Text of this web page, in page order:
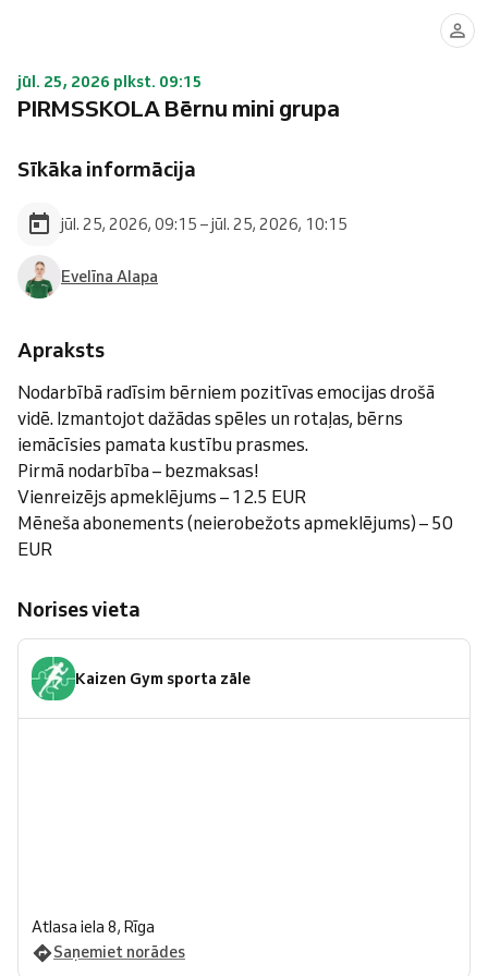
jūl. 25, 2026 plkst. 09:15
PIRMSSKOLA Bērnu mini grupa
Sīkāka informācija
jūl. 25, 2026, 09:15 – jūl. 25, 2026, 10:15
Evelīna Alapa
Apraksts
Nodarbībā radīsim bērniem pozitīvas emocijas drošā
vidē. Izmantojot dažādas spēles un rotaļas, bērns
iemācīsies pamata kustību prasmes.
Pirmā nodarbība – bezmaksas!
Vienreizējs apmeklējums – 12.5 EUR
Mēneša abonements (neierobežots apmeklējums) – 50
EUR
Norises vieta
Kaizen Gym sporta zāle
Atlasa iela 8, Rīga
Saņemiet norādes